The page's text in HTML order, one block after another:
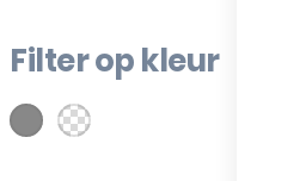
Filter op kleur
Filter op kleur
(26) (43)